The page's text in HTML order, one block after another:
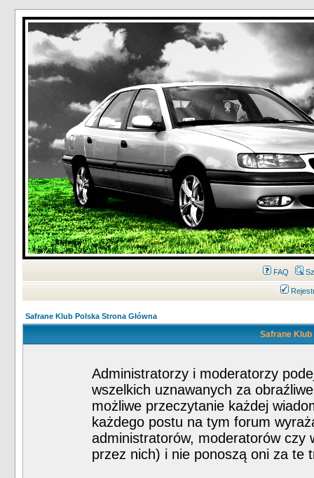
FAQ
Safrane Klub Polska Strona Główna
Safrane
Administratorzy i moderatorzy
wszelkich uznawanych za
możliwe przeczytanie każdej
każdego postu na tym forum
administratorów, moderatorów czy
przez nich) i nie ponoszą oni za te